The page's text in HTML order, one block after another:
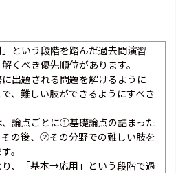
という段階を踏んだ過去問演習
くべき優先順位があります。
出題される問題を解けるように
、難しい肢ができるようにすべき
、論点ごとに①基礎論点の詰まった
の後、②その分野での難しい肢を
。
り、「基本→応用」という段階で過